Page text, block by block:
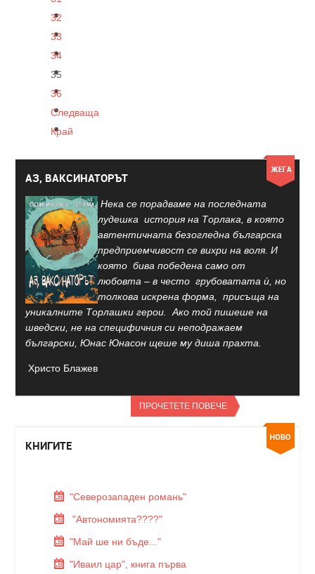
32
33
34
35
36
Следваща
Край
АЗ, ВАКСИНАТОРЪТ
Нека се порадваме на последната
лудешка история на Торлака, в която
автентичната безогледна българска
предприемчивост се вихри на воля. И
която бива победена само от
любовта – в често грубоватата ѝ, но
толкова искрена форма, присъща на
уникалните Торлашки герои. Ако той пишеше на
шведски, не на специфичния си неподражаем
български, Юнас Юнасон щеше му диша прахта.
Христо Блажев
ПРОЧЕТЕТЕ ПОВЕЧЕ
КНИГИТЕ
"Северозападен романь"
"Автономията????"
"Май ше ни бъде..."
"Иваил цар", книга първа